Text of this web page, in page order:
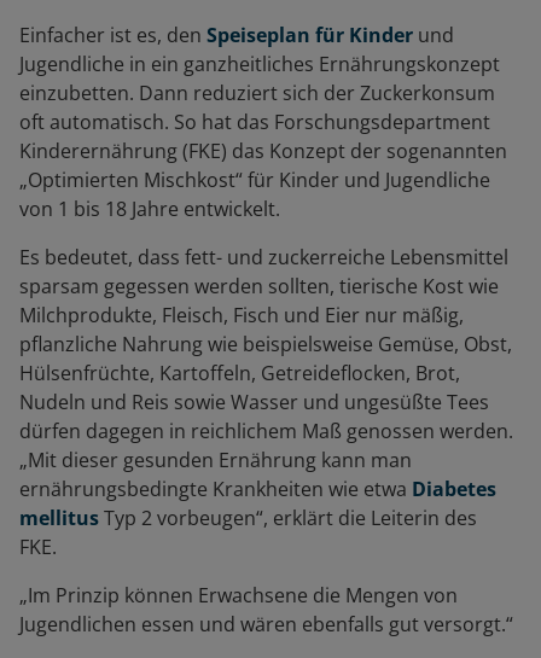
Einfacher ist es, den Speiseplan für Kinder und
Jugendliche in ein ganzheitliches Ernährungskonzept
einzubetten. Dann reduziert sich der Zuckerkonsum
oft automatisch. So hat das Forschungsdepartment
Kinderernährung (FKE) das Konzept der sogenannten
„Optimierten Mischkost“ für Kinder und Jugendliche
von 1 bis 18 Jahre entwickelt.
Es bedeutet, dass fett- und zuckerreiche Lebensmittel
sparsam gegessen werden sollten, tierische Kost wie
Milchprodukte, Fleisch, Fisch und Eier nur mäßig,
pflanzliche Nahrung wie beispielsweise Gemüse, Obst,
Hülsenfrüchte, Kartoffeln, Getreideflocken, Brot,
Nudeln und Reis sowie Wasser und ungesüßte Tees
dürfen dagegen in reichlichem Maß genossen werden.
„Mit dieser gesunden Ernährung kann man
ernährungsbedingte Krankheiten wie etwa Diabetes
mellitusTyp 2 vorbeugen“, erklärt die Leiterin des
FKE.
„Im Prinzip können Erwachsene die Mengen von
Jugendlichen essen und wären ebenfalls gut versorgt.“